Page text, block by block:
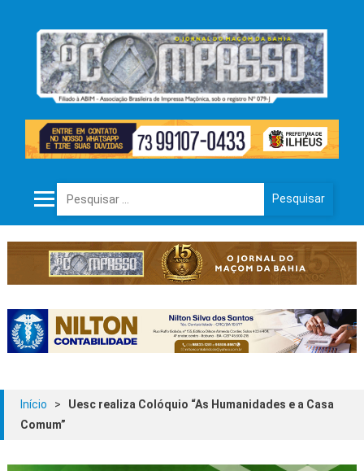
Pesquisar por:
Início >
Uesc realiza Colóquio “As Humanidades e a Casa
Comum”